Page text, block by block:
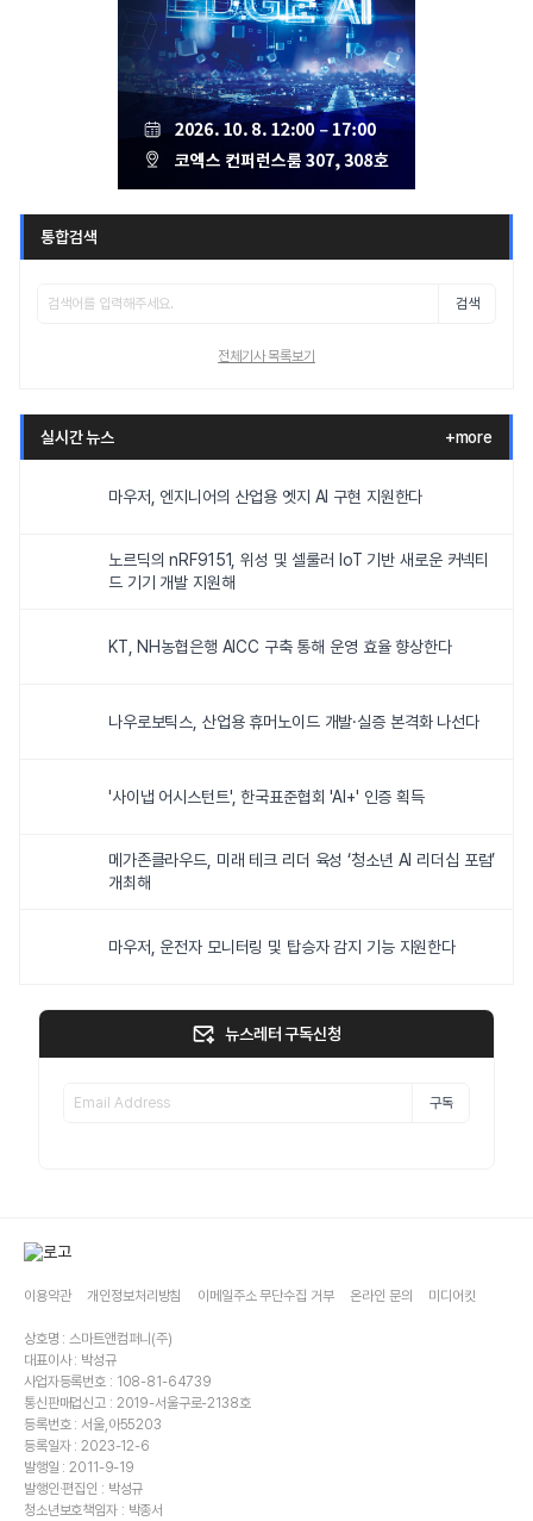
통합검색
검색
전체기사 목록보기
실시간 뉴스 +more
마우저, 엔지니어의 산업용 엣지 AI 구현 지원한다
노르딕의 nRF9151, 위성 및 셀룰러 IoT 기반 새로운 커넥티
드 기기 개발 지원해
KT, NH농협은행 AICC 구축 통해 운영 효율 향상한다
나우로보틱스, 산업용 휴머노이드 개발·실증 본격화 나선다
'사이냅 어시스턴트', 한국표준협회 'AI+' 인증 획득
메가존클라우드, 미래 테크 리더 육성 ‘청소년 AI 리더십 포럼’
개최해
마우저, 운전자 모니터링 및 탑승자 감지 기능 지원한다
뉴스레터 구독신청
구독
이용약관 개인정보처리방침 이메일주소 무단수집 거부 온라인 문의 미디어킷
상호명 : 스마트앤컴퍼니(주)
대표이사 : 박성규
사업자등록번호 : 108-81-64739
통신판매업신고 : 2019-서울구로-2138호
등록번호 : 서울,아55203
등록일자 : 2023-12-6
발행일 : 2011-9-19
발행인·편집인 : 박성규
청소년보호책임자 : 박종서